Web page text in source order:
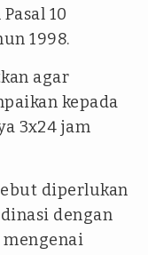
10
1998.
agar
kepada
3x24 jam
diperlukan
dengan